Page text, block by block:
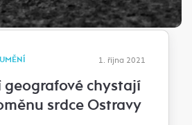
1. října 2021
geografové chystají
srdce Ostravy